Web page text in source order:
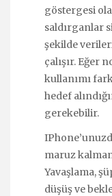
göstergesi
saldırganlar
şekilde
çalışır. Eğer
kullanımı
hedef
gerekebilir.
maruz
Yavaşlama,
düşüş ve